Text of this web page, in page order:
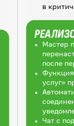
в
Мастер
после
Функция
услуг»
Чат с